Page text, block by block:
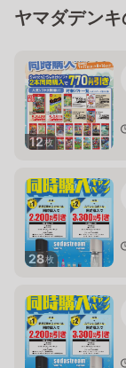
ヤマダデン
12枚
28枚